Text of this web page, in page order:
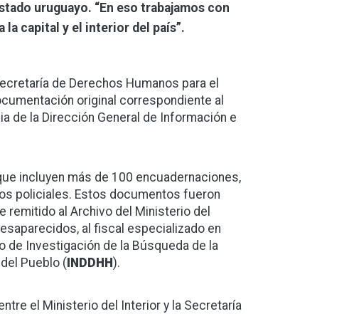
uruguayo. “En eso trabajamos con
la capital y el interior del país”.
de Derechos Humanos para el
original correspondiente al
de la Dirección General de Información e
incluyen más de 100 encuadernaciones,
policiales. Estos documentos fueron
remitido al Archivo del Ministerio del
al fiscal especializado en
de Investigación de la Búsqueda de la
Pueblo ( INDDHH ).
el Ministerio del Interior y la Secretaría